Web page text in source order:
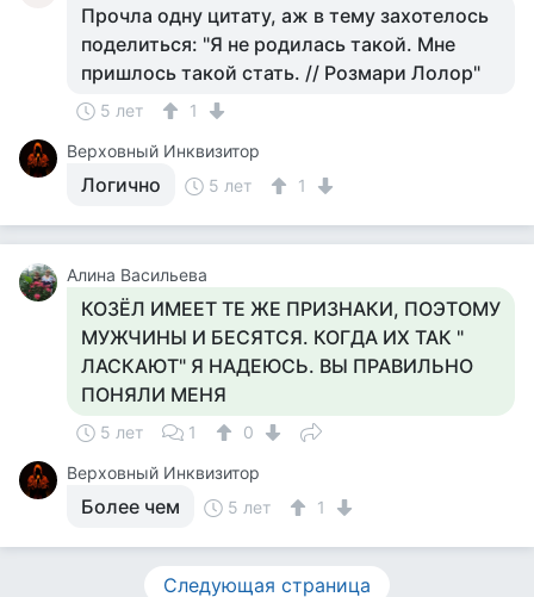
Прочла одну цитату, аж в тему захотелось
поделиться: "Я не родилась такой. Мне
пришлось такой стать. // Розмари Лолор"
5 лет
1
Верховный Инквизитор
Логично 5 лет 1
Алина Васильева
КОЗЁЛ ИМЕЕТ ТЕ ЖЕ ПРИЗНАКИ, ПОЭТОМУ
МУЖЧИНЫ И БЕСЯТСЯ. КОГДА ИХ ТАК "
ЛАСКАЮТ" Я НАДЕЮСЬ. ВЫ ПРАВИЛЬНО
ПОНЯЛИ МЕНЯ
5 лет 1
0
Верховный Инквизитор
Более чем 5 лет 1
Следующая страница